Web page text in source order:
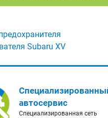
Subaru XV
автосервис
Специализированная сеть